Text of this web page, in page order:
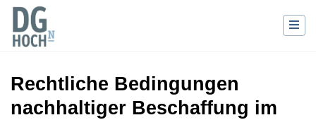
Rechtliche Bedingungen
nachhaltiger Beschaffung im